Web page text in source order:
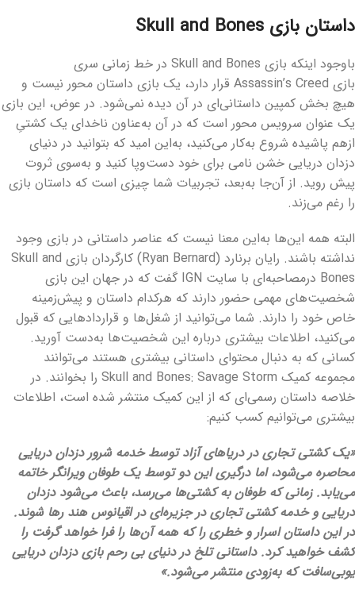
داستان بازی Skull and Bones
باوجود اینکه بازی Skull and Bones در خط زمانی سری
بازی Assassin’s Creed قرار دارد، یک بازی داستان محور نیست و
هیچ بخش کمپین داستانی‌ای در آن دیده نمی‌شود. در عوض، این بازی
یک عنوان سرویس محور است که در آن به‌عناون ناخدای یک کشتیِ
ازهم پاشیده شروع به‌کار می‌کنید، به‌این امید که بتوانید در دنیای
دزدان دریایی خشن نامی برای خود دست‌وپا کنید و به‌سوی ثروت
پیش روید. از آن‌جا به‌بعد، تجربیات شما چیزی است که داستان بازی
را رغم می‌زند.
البته همه این‌ها به‌این معنا نیست که عناصر داستانی در بازی وجود
نداشته باشند. رایان برنارد (Ryan Bernard) کارگردان بازی Skull and
Bones درمصاحبه‌ای با سایت IGN
گفت که در جهان این بازی
شخصیت‌های مهمی حضور دارند که هرکدام داستان و پیش‌زمینه
خاص خود را دارند. شما می‌توانید از شغل‌ها و قراردادهایی که قبول
می‌کنید، اطلاعات بیشتری درباره این شخصیت‌ها به‌دست آورید.
کسانی که به دنبال محتوای داستانی بیشتری هستند می‌توانند
مجموعه کمیک Skull and Bones: Savage Storm را بخوانند. در
خلاصه داستان رسمی‌ای که از این کمیک منتشر شده است، اطلاعات
بیشتری می‌توانیم کسب کنیم:
«یک کشتی تجاری در دریاهای آزاد توسط خدمه شرور دزدان دریایی
محاصره می‌شود، اما درگیری این دو توسط یک طوفان ویرانگر خاتمه
می‌یابد. زمانی که طوفان به کشتی‌ها می‌رسد، باعث می‌شود دزدان
دریایی و خدمه کشتی تجاری در جزیره‌ای در اقیانوس هند رها شوند.
در این داستان اسرار و خطری را که همه آن‌ها را فرا خواهد گرفت را
کشف خواهید کرد. داستانی تلخ در دنیای بی رحم بازی دزدان دریایی
یوبی‌سافت که به‌زودی منتشر می‌شود.»